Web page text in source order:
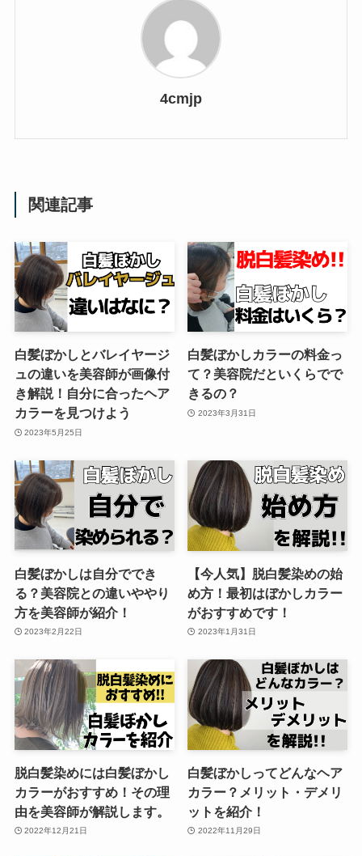
4cmjp
関連記事
白髪ぼかしとバレイヤージ
ュの違いを美容師が画像付
き解説！自分に合ったヘア
カラーを見つけよう
2023年5月25日
白髪ぼかしカラーの料金っ
て？美容院だといくらでで
きるの？
2023年3月31日
白髪ぼかしは自分ででき
る？美容院との違いややり
方を美容師が紹介！
2023年2月22日
【今人気】脱白髪染めの始
め方！最初はぼかしカラー
がおすすめです！
2023年1月31日
脱白髪染めには白髪ぼかし
カラーがおすすめ！その理
由を美容師が解説します。
2022年12月21日
白髪ぼかしってどんなヘア
カラー？メリット・デメリ
ットを紹介！
2022年11月29日